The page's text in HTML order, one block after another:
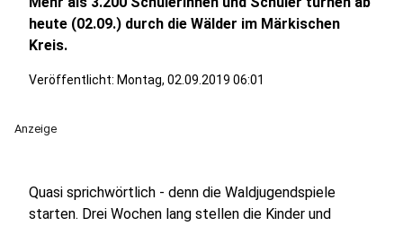
heute (02.09.) durch die Wälder im Märkischen
Kreis.
Veröffentlicht: Montag, 02.09.2019 06:01
Anzeige
Quasi sprichwörtlich - denn die Waldjugendspiele
starten. Drei Wochen lang stellen die Kinder und